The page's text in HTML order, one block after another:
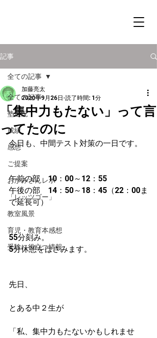
記事
全ての記事
塾近況
成績
感想
ご提案
おかみさんレポ
「レッツゴー」
教室風景
育児・教育本感想
受験に役立つ情報
全ての記事
「集中力もたない」って言
ってたのに
加藤亮太
2020年9月26日 読了時間: 1分
今日も、中間テスト対策の一日です。
午前の部　10：00～12：55
午後の部　14：50～18：45（22：00ま
で延長可）
55分刻み。
5分休憩をはさみます。
先日、
とある中２生が
「私、集中力もたないかもしれませ